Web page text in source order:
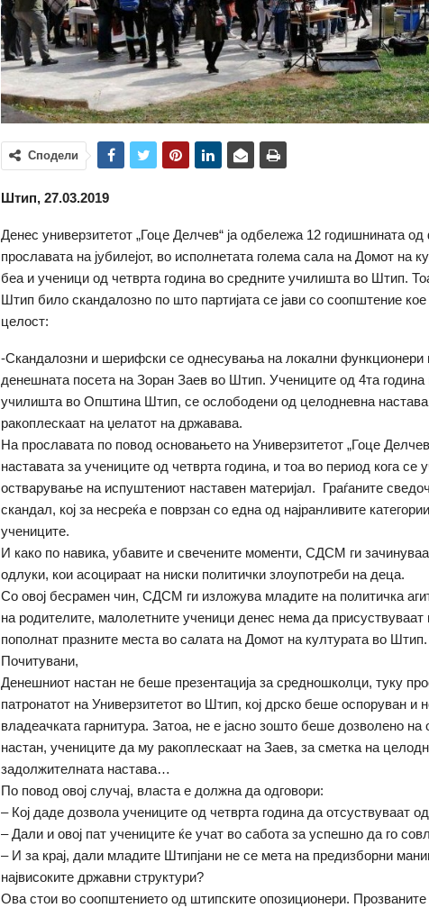
Сподели
Штип, 27.03.2019
Денес универзитетот „Гоце Делчев“ ја одбележа 12 годишнината
прославата на јубилејот, во исполнетата голема сала на Домот на
беа и ученици од четврта година во средните училишта во
Штип било скандалозно по што партијата се јави со соопштение
целост:
-Скандалозни и шерифски се однесувања на локални функционери
денешната посета на Зоран Заев во Штип. Учениците од 4та година
училишта во Општина Штип, се ослободени од целодневна
ракоплескаат на џелатот на државава.
На прославата по повод основањето на Универзитетот „Гоце
наставата за учениците од четврта година, и тоа во период кога се
остварување на испуштениот наставен материјал. Граѓаните
скандал, кој за несреќа е поврзан со една од најранливите
учениците.
И како по навика, убавите и свечените моменти, СДСМ ги
одлуки, кои асоцираат на ниски политички злоупотреби на деца.
Со овој бесрамен чин, СДСМ ги изложува младите на политичка
на родителите, малолетните ученици денес нема да присуствуваат
пополнат празните места во салата на Домот на културата во Штип.
Почитувани,
Денешниот настан не беше презентација за средношколци, туку
патронатот на Универзитетот во Штип, кој дрско беше оспоруван и
владеачката гарнитура. Затоа, не е јасно зошто беше дозволено на
настан, учениците да му ракоплескаат на Заев, за сметка на
задолжителната настава…
По повод овој случај, власта е должна да одговори:
– Кој даде дозвола учениците од четврта година да отсуствуваат
– Дали и овој пат учениците ќе учат во сабота за успешно да го
– И за крај, дали младите Штипјани не се мета на предизборни
највисоките државни структури?
Ова стои во соопштението од штипските опозиционери. Прозваните